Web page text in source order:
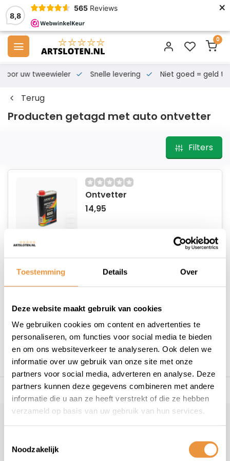
Toestemming Details Over
Deze website maakt gebruik van cookies
We gebruiken cookies om content en advertenties te
personaliseren, om functies voor social media te bieden
en om ons websiteverkeer te analyseren. Ook delen we
informatie over uw gebruik van onze site met onze
partners voor social media, adverteren en analyse. Deze
partners kunnen deze gegevens combineren met andere
informatie die u aan ze heeft verstrekt of die ze hebben
verzameld op basis van uw gebruik van hun services.
Noodzakelijk
8,8
565 Reviews ×
0
voor uw tweewieler Snelle levering Niet goed = geld
Terug
Producten getagd met auto ontvetter
Filters
Ontvetter
14,95
voor uw tweewieler Snelle levering Niet goed = geld
Klantenservice
Veelgestelde vragen